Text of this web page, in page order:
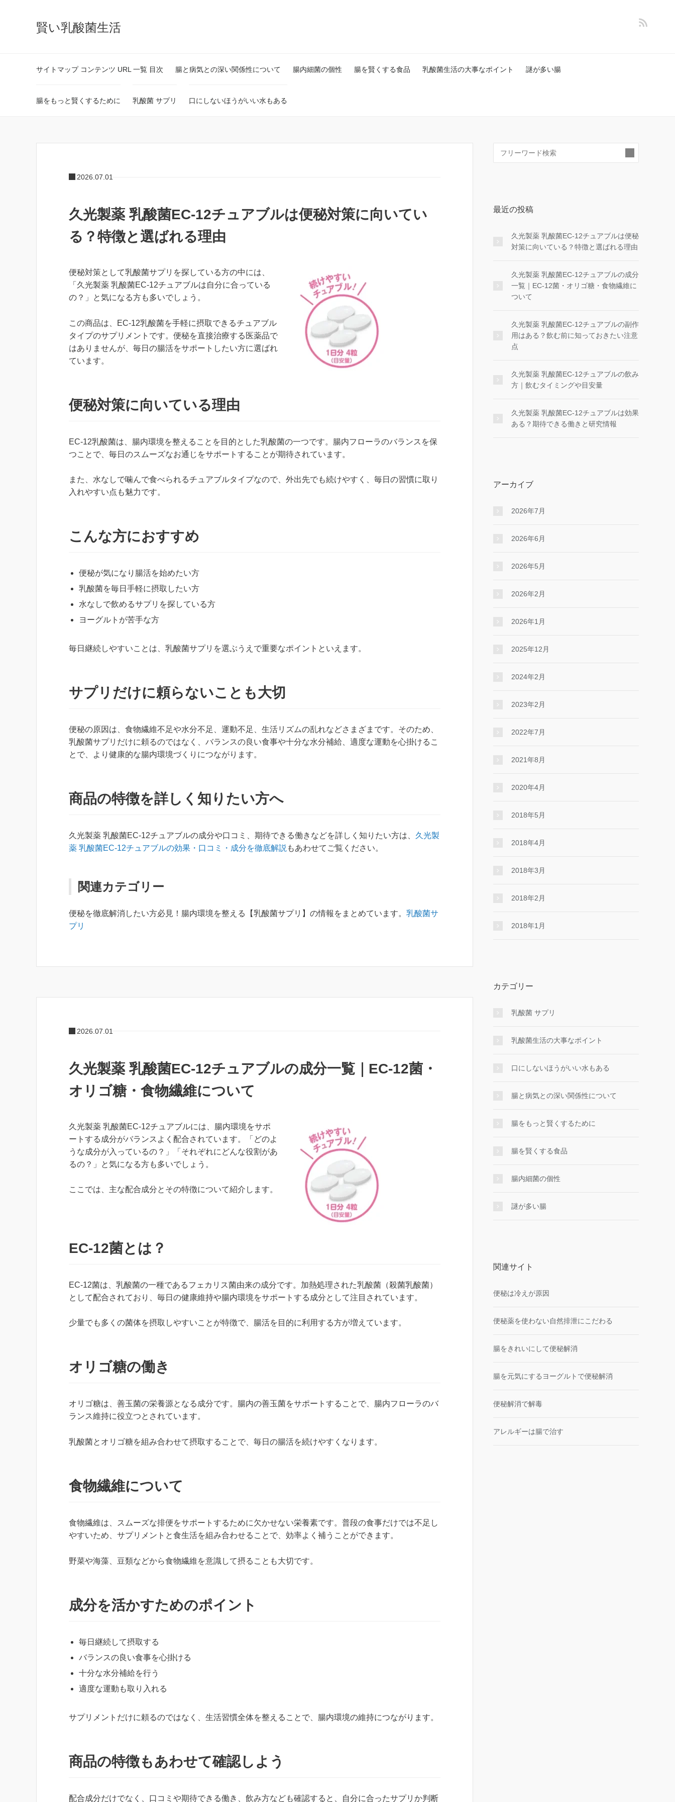
賢い乳酸菌生活
サイトマップ コンテンツ URL 一覧 目次 腸と病気との深い関係性について 腸内細菌の個性 腸を賢くする食品 乳酸菌生活の大事なポイント 謎が多い腸
腸をもっと賢くするために 乳酸菌 サプリ 口にしないほうがいい水もある
2026.07.01
久光製薬 乳酸菌EC-12チュアブルは便秘対策に向いてい
る？特徴と選ばれる理由
便秘対策として乳酸菌サプリを探している方の中には、
「久光製薬 乳酸菌EC-12チュアブルは自分に合っている
の？」と気になる方も多いでしょう。
この商品は、EC-12乳酸菌を手軽に摂取できるチュアブル
タイプのサプリメントです。便秘を直接治療する医薬品で
はありませんが、毎日の腸活をサポートしたい方に選ばれ
ています。
便秘対策に向いている理由
EC-12乳酸菌は、腸内環境を整えることを目的とした乳酸菌の一つです。腸内フローラのバランスを保
つことで、毎日のスムーズなお通じをサポートすることが期待されています。
また、水なしで噛んで食べられるチュアブルタイプなので、外出先でも続けやすく、毎日の習慣に取り
入れやすい点も魅力です。
こんな方におすすめ
便秘が気になり腸活を始めたい方
乳酸菌を毎日手軽に摂取したい方
水なしで飲めるサプリを探している方
ヨーグルトが苦手な方
毎日継続しやすいことは、乳酸菌サプリを選ぶうえで重要なポイントといえます。
サプリだけに頼らないことも大切
便秘の原因は、食物繊維不足や水分不足、運動不足、生活リズムの乱れなどさまざまです。そのため、
乳酸菌サプリだけに頼るのではなく、バランスの良い食事や十分な水分補給、適度な運動を心掛けるこ
とで、より健康的な腸内環境づくりにつながります。
商品の特徴を詳しく知りたい方へ
久光製薬 乳酸菌EC-12チュアブルの成分や口コミ、期待できる働きなどを詳しく知りたい方は、 久光製
薬 乳酸菌EC-12チュアブルの効果・口コミ・成分を徹底解説 もあわせてご覧ください。
関連カテゴリー
便秘を徹底解消したい方必見！腸内環境を整える【乳酸菌サプリ】の情報をまとめています。 乳酸菌サ
プリ
2026.07.01
久光製薬 乳酸菌EC-12チュアブルの成分一覧｜EC-12菌・
オリゴ糖・食物繊維について
久光製薬 乳酸菌EC-12チュアブルには、腸内環境をサポ
ートする成分がバランスよく配合されています。「どのよ
うな成分が入っているの？」「それぞれにどんな役割があ
るの？」と気になる方も多いでしょう。
ここでは、主な配合成分とその特徴について紹介します。
EC-12菌とは？
EC-12菌は、乳酸菌の一種であるフェカリス菌由来の成分です。加熱処理された乳酸菌（殺菌乳酸菌）
として配合されており、毎日の健康維持や腸内環境をサポートする成分として注目されています。
少量でも多くの菌体を摂取しやすいことが特徴で、腸活を目的に利用する方が増えています。
オリゴ糖の働き
オリゴ糖は、善玉菌の栄養源となる成分です。腸内の善玉菌をサポートすることで、腸内フローラのバ
ランス維持に役立つとされています。
乳酸菌とオリゴ糖を組み合わせて摂取することで、毎日の腸活を続けやすくなります。
食物繊維について
食物繊維は、スムーズな排便をサポートするために欠かせない栄養素です。普段の食事だけでは不足し
やすいため、サプリメントと食生活を組み合わせることで、効率よく補うことができます。
野菜や海藻、豆類などから食物繊維を意識して摂ることも大切です。
成分を活かすためのポイント
毎日継続して摂取する
バランスの良い食事を心掛ける
十分な水分補給を行う
適度な運動も取り入れる
サプリメントだけに頼るのではなく、生活習慣全体を整えることで、腸内環境の維持につながります。
商品の特徴もあわせて確認しよう
配合成分だけでなく、口コミや期待できる働き、飲み方なども確認すると、自分に合ったサプリか判断
最近の投稿
久光製薬 乳酸菌EC-12チュアブルは便秘
対策に向いている？特徴と選ばれる理由
久光製薬 乳酸菌EC-12チュアブルの成分
一覧｜EC-12菌・オリゴ糖・食物繊維に
ついて
久光製薬 乳酸菌EC-12チュアブルの副作
用はある？飲む前に知っておきたい注意
点
久光製薬 乳酸菌EC-12チュアブルの飲み
方｜飲むタイミングや目安量
久光製薬 乳酸菌EC-12チュアブルは効果
ある？期待できる働きと研究情報
アーカイブ
2026年7月
2026年6月
2026年5月
2026年2月
2026年1月
2025年12月
2024年2月
2023年2月
2022年7月
2021年8月
2020年4月
2018年5月
2018年4月
2018年3月
2018年2月
2018年1月
カテゴリー
乳酸菌 サプリ
乳酸菌生活の大事なポイント
口にしないほうがいい水もある
腸と病気との深い関係性について
腸をもっと賢くするために
腸を賢くする食品
腸内細菌の個性
謎が多い腸
関連サイト
便秘は冷えが原因
便秘薬を使わない自然排泄にこだわる
腸をきれいにして便秘解消
腸を元気にするヨーグルトで便秘解消
便秘解消で解毒
アレルギーは腸で治す